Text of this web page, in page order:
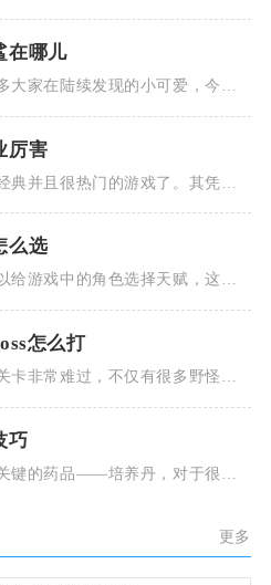
在哪儿
大家在陆续发现的小可爱，今天
厉害
典并且很热门的游戏了。其凭借
么选
给游戏中的角色选择天赋，这些
怎么打
卡非常难过，不仅有很多野怪，
巧
键的药品——培养丹，对于很多
更多